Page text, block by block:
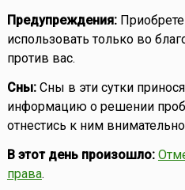
Предупреждения:
использовать только во
против вас.
Сны:Сны в эти сутки
информацию о решении
отнестись к ним
В этот день произошло:
права.